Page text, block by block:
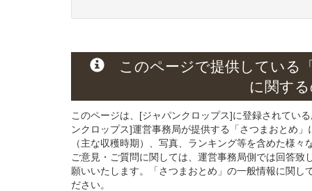
このページで提供している
に関する
このページは、[ジャパンクロップス]に登録されてい
ンクロップス]運営事務局が提供する「さつまおとめ」
（主な収穫時期）、写真、ランキング等を含めた様
ご意見・ご質問に関しては、運営事務局側では回答
願いいたします。「さつまおとめ」の一般情報に関
ださい。